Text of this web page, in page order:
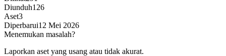
Diunduh126
Aset3
Diperbarui12 Mei 2026
Menemukan masalah?
Laporkan aset yang usang atau tidak akurat.